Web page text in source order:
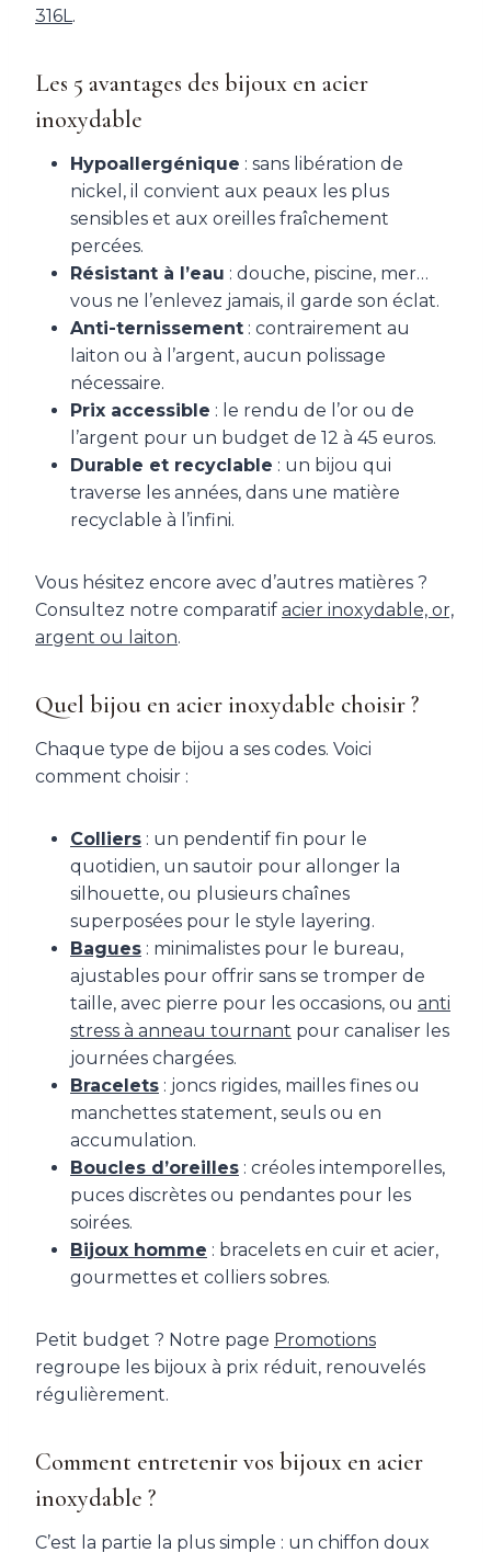
316L .
Les 5 avantages des bijoux en acier
inoxydable
Hypoallergénique : sans libération de
nickel, il convient aux peaux les plus
sensibles et aux oreilles fraîchement
percées.
Résistant à l’eau : douche, piscine, mer…
vous ne l’enlevez jamais, il garde son éclat.
Anti-ternissement : contrairement au
laiton ou à l’argent, aucun polissage
nécessaire.
Prix accessible : le rendu de l’or ou de
l’argent pour un budget de 12 à 45 euros.
Durable et recyclable : un bijou qui
traverse les années, dans une matière
recyclable à l’infini.
Vous hésitez encore avec d’autres matières ?
Consultez notre comparatif acier inoxydable, or,
argent ou laiton.
Quel bijou en acier inoxydable choisir ?
Chaque type de bijou a ses codes. Voici
comment choisir :
Colliers : un pendentif fin pour le
quotidien, un sautoir pour allonger la
silhouette, ou plusieurs chaînes
superposées pour le style layering.
Bagues : minimalistes pour le bureau,
ajustables pour offrir sans se tromper de
taille, avec pierre pour les occasions, ou anti
stress à anneau tournant pour canaliser les
journées chargées.
Bracelets : joncs rigides, mailles fines ou
manchettes statement, seuls ou en
accumulation.
Boucles d’oreilles : créoles intemporelles,
puces discrètes ou pendantes pour les
soirées.
Bijoux homme : bracelets en cuir et acier,
gourmettes et colliers sobres.
Petit budget ? Notre page Promotions
regroupe les bijoux à prix réduit, renouvelés
régulièrement.
Comment entretenir vos bijoux en acier
inoxydable ?
C’est la partie la plus simple : un chiffon doux